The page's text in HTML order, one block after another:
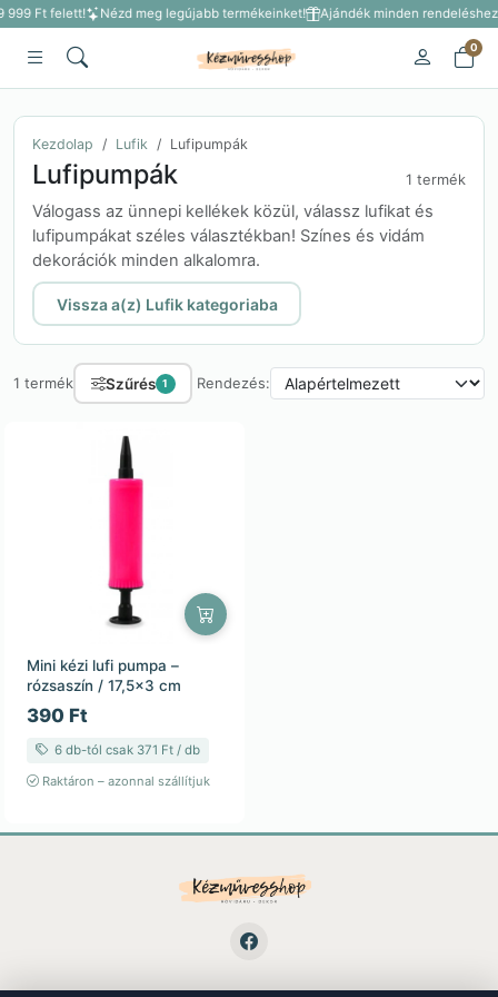
999 Ft felett! Nézd meg legújabb termékeinket! Ajándék minden
0
Kezdolap Lufik Lufipumpák
Lufipumpák 1 termék
Válogass az ünnepi kellékek közül, válassz lufikat és
lufipumpákat széles választékban! Színes és vidám
dekorációk minden alkalomra.
Vissza a(z) Lufik kategoriaba
1 termék Szűrés 1 Rendezés:
Mini kézi lufi pumpa –
rózsaszín / 17,5×3 cm
390 Ft
6 db-tól csak 371 Ft / db
Raktáron – azonnal szállítjuk